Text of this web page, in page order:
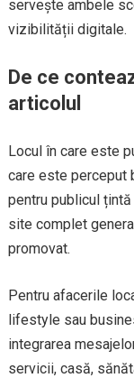
servește ambele
vizibilității digitale.
De ce
articolul
Locul în care este
care este perceput
pentru publicul
site complet
promovat.
Pentru afacerile
lifestyle sau
integrarea
servicii, casă,